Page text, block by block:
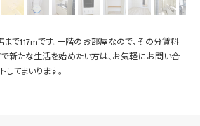
で117mです。一階のお部屋なので、その分賃料
新たな生活を始めたい方は、お気軽にお問い合
てまいります。